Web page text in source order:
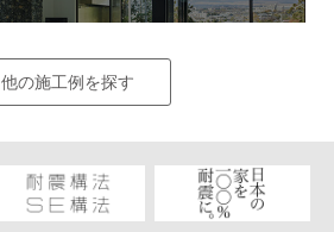
他の施工例を探す